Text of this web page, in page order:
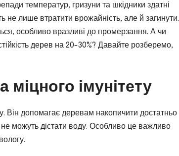
температур, гризуни та шкідники здатні
не лише втратити врожайність, але й загинути.
особливо вразливі до промерзання. А чи
дерев на 20-30%? Давайте розберемо,
імунітету
Він допомагає деревам накопичити достатньо
можуть дістати воду. Особливо це важливо